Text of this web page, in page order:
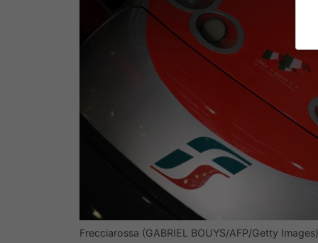
Frecciarossa (GABRIEL BOUYS/AFP/Getty Images)